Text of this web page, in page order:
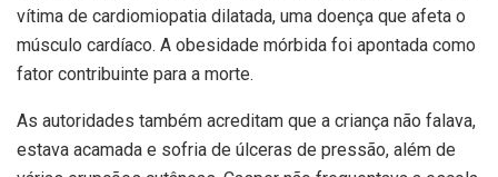
vítima de cardiomiopatia dilatada, uma doença que afeta o
músculo cardíaco. A obesidade mórbida foi apontada como
fator contribuinte para a morte.
As autoridades também acreditam que a criança não falava,
estava acamada e sofria de úlceras de pressão, além de